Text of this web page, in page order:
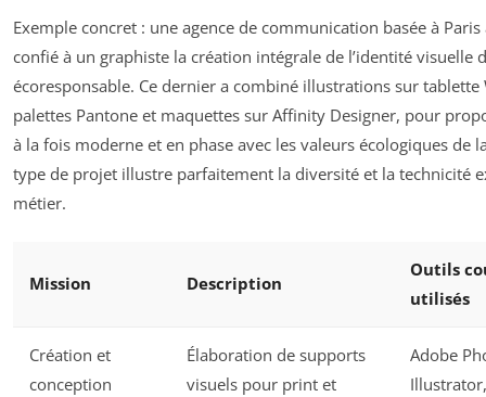
Exemple concret : une agence de communication basée à
confié à un graphiste la création intégrale de l’identité visuelle
écoresponsable. Ce dernier a combiné illustrations sur tablette
palettes Pantone et maquettes sur Affinity Designer, pour
à la fois moderne et en phase avec les valeurs écologiques de
type de projet illustre parfaitement la diversité et la technicité
métier.
Mission Description
Outils
utilisés
Création et
conception
Élaboration de supports
visuels pour print et
Adobe